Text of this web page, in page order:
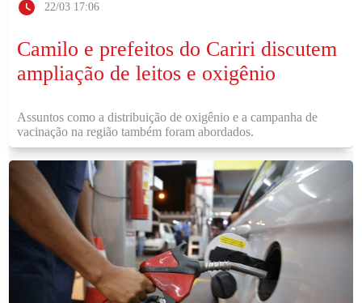
22/03 17:06
Camilo e prefeitos do Cariri discutem
ampliação de leitos e oxigênio
Assuntos como a distribuição de oxigênio e a campanha de
vacinação na região também foram abordados.